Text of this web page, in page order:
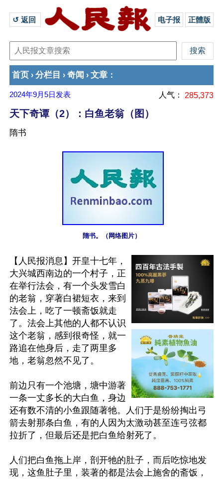
↺ 返回 电子报 正體版
首页 › 分栏目 › 奇闻 › 文章 ：
2024年9月5日 发表 人气： 285,373
天下奇谭（2）：白鱼老翁（图）
隋书
隋书。（网络图片）
【人民报消息】开皇十七年，
大兴城西南边的一个村子，正
在举行法会，有一个头发雪白
的老翁，穿著白裙短衣，来到
法会上，吃了一顿斋饭就走
了。法会上其他的人都不认识
这个老翁，感到很奇怪，就一
路追在他身后，走了两里多
地，老翁忽然不见了。
前边只有一个池塘，塘中游著
一条一丈多长的大白鱼，身边
还有数不清的小鱼跟随著牠。人们于是纷纷掏出弓
箭去射那条白鱼，有的人因为太激动甚至连弓弦都
拉折了，但最后还是把白鱼给射死了。
人们把白鱼拖上岸，剖开牠的肚子，而后吃惊地发
现，这鱼肚子里，装著的都是法会上施舍的斋饭，